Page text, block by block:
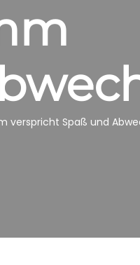
verspricht Spaß und